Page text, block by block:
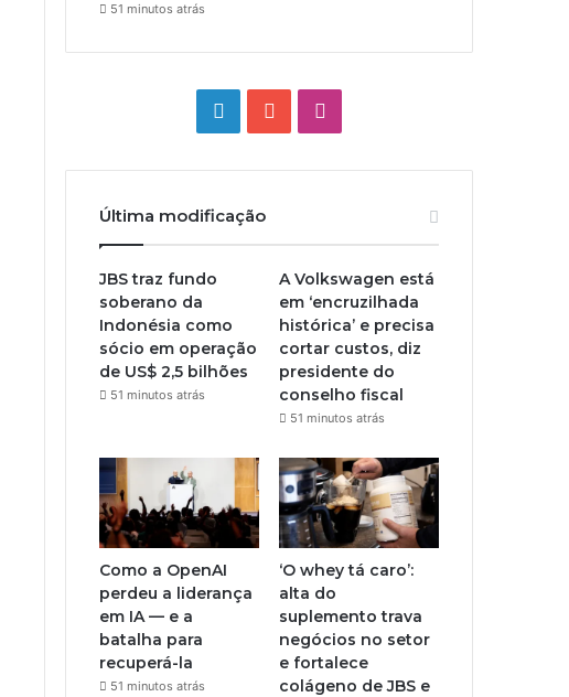
51 minutos atrás
LinkedinYouTube
Última modificação
JBS traz fundo
soberano da
Indonésia como
sócio em operação
de US$ 2,5 bilhões
51 minutos atrás
A Volkswagen está
em ‘encruzilhada
histórica’ e precisa
cortar custos, diz
presidente do
conselho fiscal
51 minutos atrás
Como a OpenAI
perdeu a liderança
em IA — e a
batalha para
recuperá-la
51 minutos atrás
‘O whey tá caro’:
alta do
suplemento trava
negócios no setor
e fortalece
colágeno de JBS e